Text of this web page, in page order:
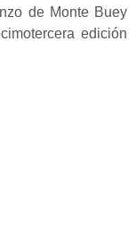
de Monte Buey
edición